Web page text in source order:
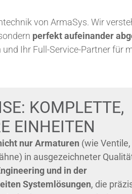
von ArmaSys. Wir
perfekt aufeinander
Ihr Full-Service-Partner
KOMPLETTE,
EINHEITEN
nurArmaturen (wie Ventile,
in ausgezeichneter
und in der
Systemlösungen, die